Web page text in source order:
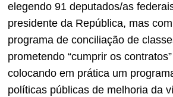
elegendo 91 deputados/as
presidente da República, mas
programa de conciliação de
prometendo “cumprir os
colocando em prática um
políticas públicas de melhoria da